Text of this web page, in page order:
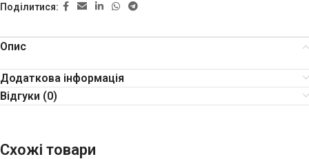
Поділитися:
Опис
Додаткова інформація
Відгуки (0)
Схожі товари